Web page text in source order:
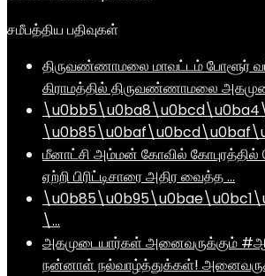
சமீபத்திய பதிவுகள்
திருவண்ணாமலை மாவட்டம் போளூர்
கிராமத்தில் திருவண்ணாமலை
மீனாட்சி அம்மன் கோவில் கோபுரத்தில்
ஏற்றி பிரிட்டிசாரை அதிர வைத்த …
\…
அகமுடையார்கள் அனைவருக்கும்
நன்னாள் நல்வாழ்த்துக்கள்!